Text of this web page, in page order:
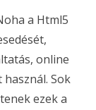
a Html5
online
Sok
ezek a